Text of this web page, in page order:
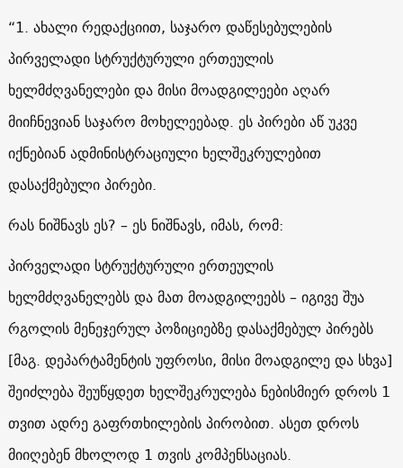
“1. ახალი რედაქციით, საჯარო დაწესებულების
პირველადი სტრუქტურული ერთეულის
ხელმძღვანელები და მისი მოადგილეები აღარ
მიიჩნევიან საჯარო მოხელეებად. ეს პირები აწ უკვე
იქნებიან ადმინისტრაციული ხელშეკრულებით
დასაქმებული პირები.
რას ნიშნავს ეს? – ეს ნიშნავს, იმას, რომ:
პირველადი სტრუქტურული ერთეულის
ხელმძღვანელებს და მათ მოადგილეებს – იგივე შუა
რგოლის მენეჯერულ პოზიციებზე დასაქმებულ პირებს
[მაგ. დეპარტამენტის უფროსი, მისი მოადგილე და სხვა]
შეიძლება შეუწყდეთ ხელშეკრულება ნებისმიერ დროს 1
თვით ადრე გაფრთხილების პირობით. ასეთ დროს
მიიღებენ მხოლოდ 1 თვის კომპენსაციას.